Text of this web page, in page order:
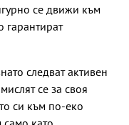
се движи към
следват активен
се за своя
си към по-еко